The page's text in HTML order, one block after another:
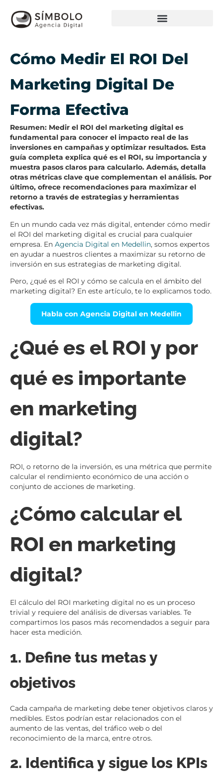
Cómo Medir El ROI Del
Marketing Digital De
Forma Efectiva
Resumen: Medir el ROI del marketing digital es
fundamental para conocer el impacto real de las
inversiones en campañas y optimizar resultados. Esta
guía completa explica qué es el ROI, su importancia y
muestra pasos claros para calcularlo. Además, detalla
otras métricas clave que complementan el análisis. Por
último, ofrece recomendaciones para maximizar el
retorno a través de estrategias y herramientas
efectivas.
En un mundo cada vez más digital, entender cómo medir
el ROI del marketing digital es crucial para cualquier
empresa. En Agencia Digital en Medellin, somos expertos
en ayudar a nuestros clientes a maximizar su retorno de
inversión en sus estrategias de marketing digital.
Pero, ¿qué es el ROI y cómo se calcula en el ámbito del
marketing digital? En este artículo, te lo explicamos todo.
Habla con Agencia Digital en Medellin
¿Qué es el ROI y por
qué es importante
en marketing
digital?
ROI, o retorno de la inversión, es una métrica que permite
calcular el rendimiento económico de una acción o
conjunto de acciones de marketing.
¿Cómo calcular el
ROI en marketing
digital?
El cálculo del ROI marketing digital no es un proceso
trivial y requiere del análisis de diversas variables. Te
compartimos los pasos más recomendados a seguir para
hacer esta medición.
1. Define tus metas y
objetivos
Cada campaña de marketing debe tener objetivos claros y
medibles. Estos podrían estar relacionados con el
aumento de las ventas, del tráfico web o del
reconocimiento de la marca, entre otros.
2. Identifica y sigue los KPIs